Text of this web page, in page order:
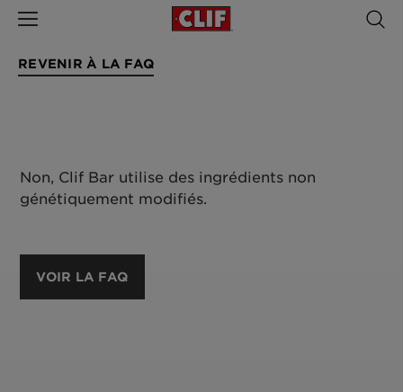
REVENIR À LA FAQ
Non, Clif Bar utilise des ingrédients non
génétiquement modifiés.
VOIR LA FAQ